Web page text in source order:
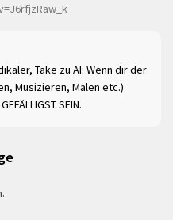
Take zu AI: Wenn dir der
Musizieren, Malen etc.)
SEIN.